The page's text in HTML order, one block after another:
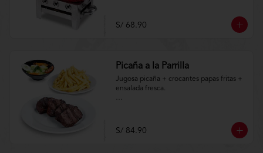
Aplica terminos y
condiciones.https://www.lenaycarbon.co
S/ 68.90
Picaña a la Parrilla
Jugosa picaña + crocantes papas fritas +
ensalada fresca.
m/TYCGenerales
S/ 84.90